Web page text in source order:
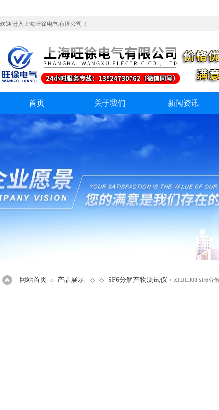
欢迎进入上海旺徐电气有限公司！
首页 关于我们 新闻资讯
网站首页 ◇ 产品展示 ◇ ◇ SF6分解产物测试仪 > XHJL308 SF6分